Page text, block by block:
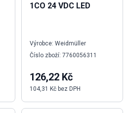
1CO 24 VDC LED
Výrobce: Weidmüller
Číslo zboží: 7760056311
126,22 Kč
104,31 Kč bez DPH